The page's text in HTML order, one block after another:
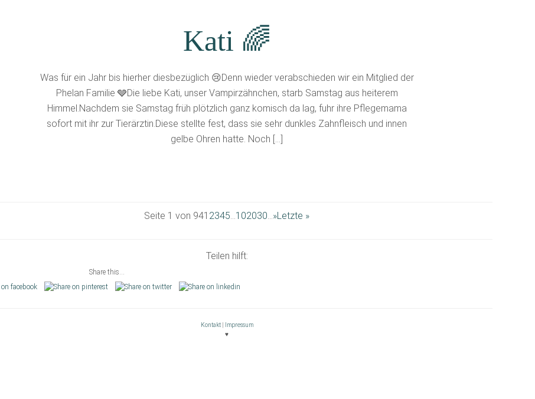
Kati 🌈
Was für ein Jahr bis hierher diesbezüglich 😢Denn wieder verabschieden wir ein Mitglied der
Phelan Familie 🩶Die liebe Kati, unser Vampirzähnchen, starb Samstag aus heiterem
Himmel.Nachdem sie Samstag früh plötzlich ganz komisch da lag, fuhr ihre Pflegemama
sofort mit ihr zur Tierärztin.Diese stellte fest, dass sie sehr dunkles Zahnfleisch und innen
gelbe Ohren hatte. Noch […]
Seite 1 von 941 2345...102030...»Letzte »
Teilen hilft:
Share this...
Kontakt|
Impressum
♥